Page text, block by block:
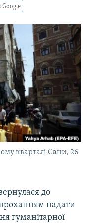
Google
кварталі Сани, 26
до
проханням надати
гуманітарної